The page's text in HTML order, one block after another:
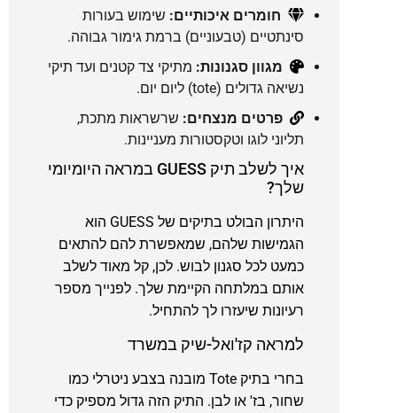
חומרים איכותיים: שימוש בעורות
סינתטיים (טבעוניים) ברמת גימור גבוהה.
מגוון סגנונות: מתיקי צד קטנים ועד תיקי
נשיאה גדולים (tote) ליום יום.
פרטים מנצחים: שרשראות מתכת,
תליוני לוגו וטקסטורות מעניינות.
איך לשלב תיק GUESS במראה היומיומי
שלך?
היתרון הבולט בתיקים של GUESS הוא
הגמישות שלהם, שמאפשרת להם להתאים
כמעט לכל סגנון לבוש. לכן, קל מאוד לשלב
אותם במלתחה הקיימת שלך. לפנייך מספר
רעיונות שיעזרו לך להתחיל.
למראה קז'ואל-שיק במשרד
בחרי בתיק Tote מובנה בצבע ניטרלי כמו
שחור, בז' או לבן. התיק הזה גדול מספיק כדי